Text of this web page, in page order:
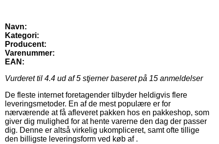
Navn:
Kategori:
Producent:
Varenummer:
EAN:
Vurderet til 4.4 ud af 5 stjerner baseret på 15 anmeldelser
De fleste internet foretagender tilbyder heldigvis flere
leveringsmetoder. En af de mest populære er for
nærværende at få afleveret pakken hos en pakkeshop, som
giver dig mulighed for at hente varerne den dag der passer
dig. Denne er altså virkelig ukompliceret, samt ofte tillige
den billigste leveringsform ved køb af .